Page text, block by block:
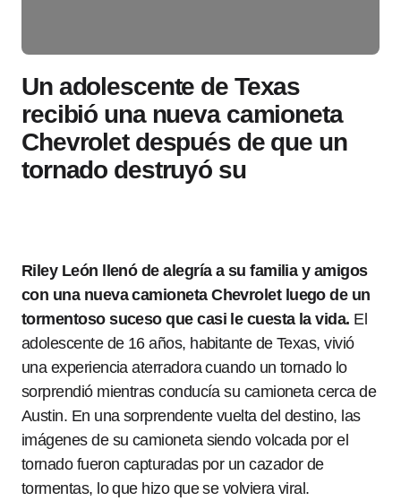
Un adolescente de Texas
recibió una nueva camioneta
Chevrolet después de que un
tornado destruyó su
Riley León llenó de alegría a su familia y amigos
con una nueva camioneta Chevrolet luego de un
tormentoso suceso que casi le cuesta la vida. El
adolescente de 16 años, habitante de Texas, vivió
una experiencia aterradora cuando un tornado lo
sorprendió mientras conducía su camioneta cerca de
Austin. En una sorprendente vuelta del destino, las
imágenes de su camioneta siendo volcada por el
tornado fueron capturadas por un cazador de
tormentas, lo que hizo que se volviera viral.